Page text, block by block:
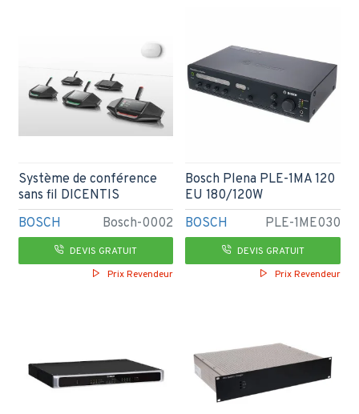
BOSCH Bosch-0002
Système de conférence
sans fil DICENTIS
DEVIS GRATUIT
Prix Revendeur
BOSCH PLE-1ME030
Bosch Plena PLE-1MA 120
EU 180/120W
DEVIS GRATUIT
Prix Revendeur